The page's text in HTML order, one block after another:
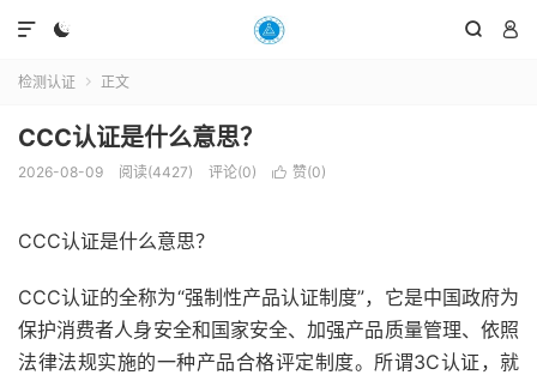
  

检测认证  正文
CCC认证是什么意思？
2026-08-09 阅读(4427) 评论(0)  赞(0)
CCC认证是什么意思？
CCC认证的全称为“强制性产品认证制度”，它是中国政府为
保护消费者人身安全和国家安全、加强产品质量管理、依照
法律法规实施的一种产品合格评定制度。所谓3C认证，就